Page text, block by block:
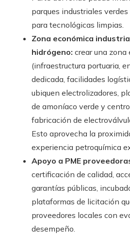
parques industriales
para tecnológicas limpias.
Zona económica
hidrógeno: crear una zona
(infraestructura portuaria,
dedicada, facilidades
ubiquen electrolizadores,
de amoníaco verde y
fabricación de
Esto aprovecha la
experiencia petroquímica
Apoyo a PME
certificación de calidad,
garantías públicas,
plataformas de licitación
proveedores locales con
desempeño.